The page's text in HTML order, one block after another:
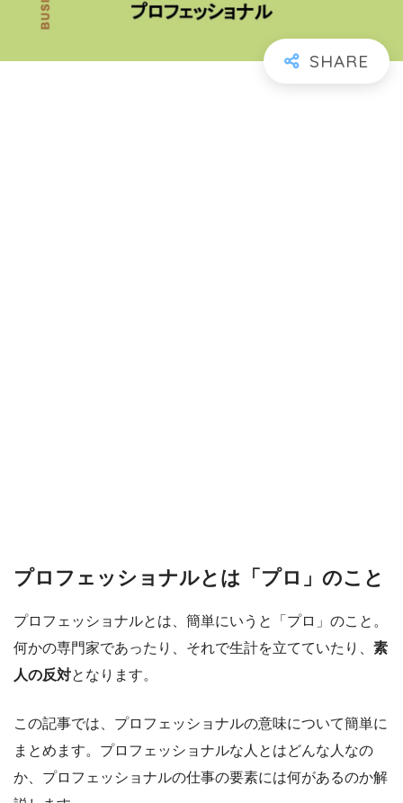
プロフェッショナルとは「プロ」のこと
プロフェッショナルとは、簡単にいうと「プロ」のこと。
何かの専門家であったり、それで生計を立てていたり、 素
人の反対となります。
この記事では、プロフェッショナルの意味について簡単に
まとめます。プロフェッショナルな人とはどんな人なの
か、プロフェッショナルの仕事の要素には何があるのか解